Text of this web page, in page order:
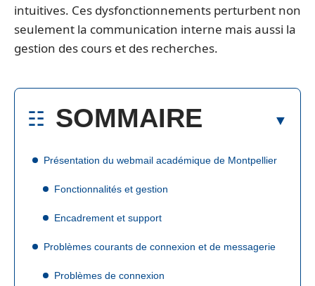
intuitives. Ces dysfonctionnements perturbent non
seulement la communication interne mais aussi la
gestion des cours et des recherches.
SOMMAIRE
Présentation du webmail académique de Montpellier
Fonctionnalités et gestion
Encadrement et support
Problèmes courants de connexion et de messagerie
Problèmes de connexion